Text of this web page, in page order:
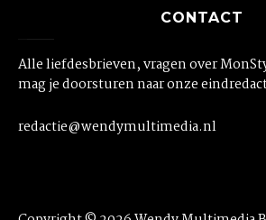
CONTACT
Alle liefdesbrieven, vragen over
mag je doorsturen naar onze
redactie@wendymultimedia.nl